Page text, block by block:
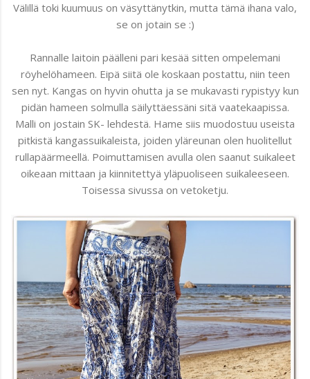
Välillä toki kuumuus on väsyttänytkin, mutta tämä ihana valo,
se on jotain se :)
Rannalle laitoin päälleni pari kesää sitten ompelemani
röyhelöhameen. Eipä siitä ole koskaan postattu, niin teen
sen nyt. Kangas on hyvin ohutta ja se mukavasti rypistyy kun
pidän hameen solmulla säilyttäessäni sitä vaatekaapissa.
Malli on jostain SK- lehdestä. Hame siis muodostuu useista
pitkistä kangassuikaleista, joiden yläreunan olen huolitellut
rullapäärmeellä. Poimuttamisen avulla olen saanut suikaleet
oikeaan mittaan ja kiinnitettyä yläpuoliseen suikaleeseen.
Toisessa sivussa on vetoketju.